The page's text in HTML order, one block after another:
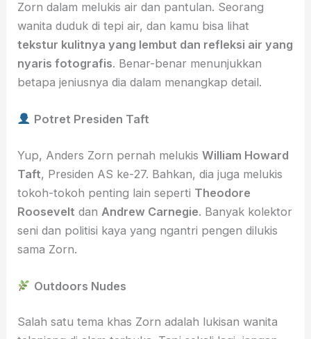
Zorn dalam melukis air dan pantulan. Seorang
wanita duduk di tepi air, dan kamu bisa lihat
tekstur kulitnya yang lembut dan refleksi air yang
nyaris fotografis. Benar-benar menunjukkan
betapa jeniusnya dia dalam menangkap detail.
Potret Presiden Taft
Yup, Anders Zorn pernah melukisWilliam Howard
Taft, Presiden AS ke-27. Bahkan, dia juga melukis
tokoh-tokoh penting lain seperti Theodore
Roosevelt dan Andrew Carnegie. Banyak kolektor
seni dan politisi kaya yang ngantri pengen dilukis
sama Zorn.
Outdoors Nudes
Salah satu tema khas Zorn adalah lukisan wanita